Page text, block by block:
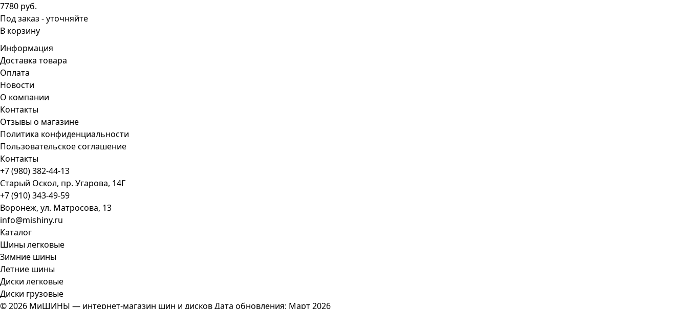
7780 руб.
Под заказ - уточняйте
В корзину
Информация
Доставка товара
Оплата
Новости
О компании
Контакты
Отзывы о магазине
Политика конфиденциальности
Пользовательское соглашение
Контакты
+7 (980) 382-44-13
Старый Оскол, пр. Угарова, 14Г
+7 (910) 343-49-59
Воронеж, ул. Матросова, 13
info@mishiny.ru
Каталог
Шины легковые
Зимние шины
Летние шины
Диски легковые
Диски грузовые
© 2026 МиШИНЫ — интернет-магазин шин и дисковДата обновления: Март 2026